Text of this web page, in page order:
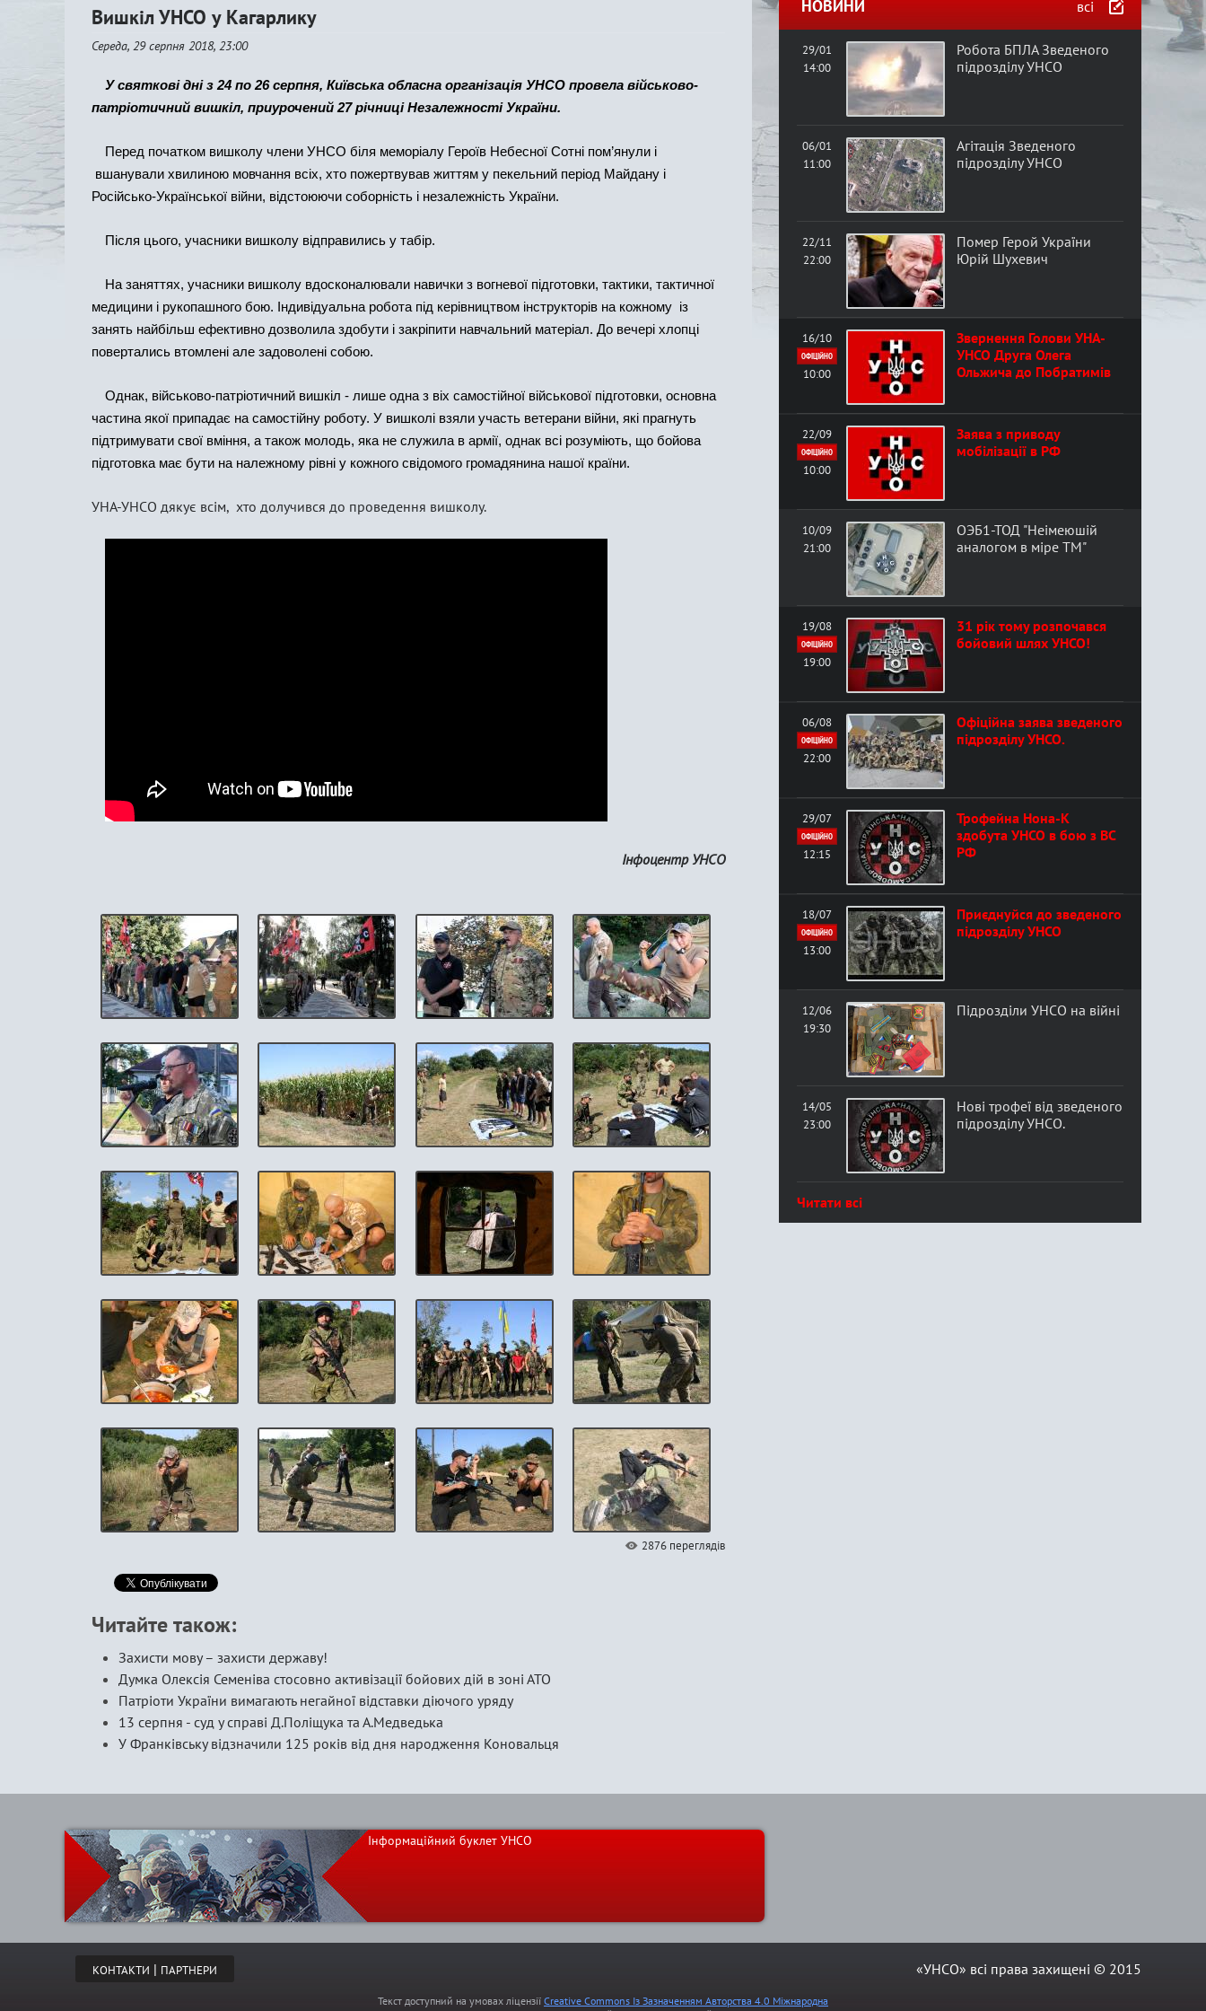
а
р
а
НОВИНИ всі
29/01
14:00
Робота БПЛА Зведеного
підрозділу УНСО
06/01
11:00
Агітація Зведеного
підрозділу УНСО
22/11
22:00
Помер Герой України
Юрій Шухевич
16/10
ОФІЦІЙНО
10:00
Звернення Голови УНА-
УНСО Друга Олега
Ольжича до Побратимів
22/09
ОФІЦІЙНО
10:00
Заява з приводу
мобілізації в РФ
10/09
21:00
ОЭБ1-ТОД "Неімеюшій
аналогом в міре ТМ"
19/08
ОФІЦІЙНО
19:00
31 рік тому розпочався
бойовий шлях УНСО!
06/08
ОФІЦІЙНО
22:00
Офіційна заява зведеного
підрозділу УНСО.
29/07
ОФІЦІЙНО
12:15
Трофейна Нона-К
здобута УНСО в бою з ВС
РФ
18/07
ОФІЦІЙНО
13:00
Приєднуйся до зведеного
підрозділу УНСО
12/06
19:30
Підрозділи УНСО на війні
14/05
23:00
Нові трофеї від зведеного
підрозділу УНСО.
Читати всі
Вишкіл УНСО у Кагарлику
Середа, 29 серпня 2018, 23:00
У святкові дні з 24 по 26 серпня, Київська обласна організація УНСО провела військово-
патріотичний вишкіл, приурочений 27 річниці Незалежності України.
Перед початком вишколу члени УНСО біля меморіалу Героїв Небесної Сотні пом’янули і
вшанували хвилиною мовчання всіх, хто пожертвував життям у пекельний період Майдану і
Російсько-Української війни, відстоюючи соборність і незалежність України.
Після цього, учасники вишколу відправились у табір.
На заняттях, учасники вишколу вдосконалювали навички з вогневої підготовки, тактики, тактичної
медицини і рукопашного бою. Індивідуальна робота під керівництвом інструкторів на кожному із
занять найбільш ефективно дозволила здобути і закріпити навчальний матеріал. До вечері хлопці
повертались втомлені але задоволені собою.
Однак, військово-патріотичний вишкіл - лише одна з віх самостійної військової підготовки, основна
частина якої припадає на самостійну роботу. У вишколі взяли участь ветерани війни, які прагнуть
підтримувати свої вміння, а також молодь, яка не служила в армії, однак всі розуміють, що бойова
підготовка має бути на належному рівні у кожного свідомого громадянина нашої країни.
УНА-УНСО дякує всім, хто долучився до проведення вишколу.
Інфоцентр УНСО
2876 переглядів
Читайте також:
Захисти мову – захисти державу!
Думка Олексія Семеніва стосовно активізації бойових дій в зоні АТО
Патріоти України вимагають негайної відставки діючого уряду
13 серпня - суд у справі Д.Поліщука та А.Медведька
У Франківську відзначили 125 років від дня народження Коновальця
Інформаційний буклет УНСО
КОНТАКТИ | ПАРТНЕРИ «УНСО» всі права захищені © 2015
Текст доступний на умовах ліцензії Creative Commons Із Зазначенням Авторства 4.0 Міжнародна